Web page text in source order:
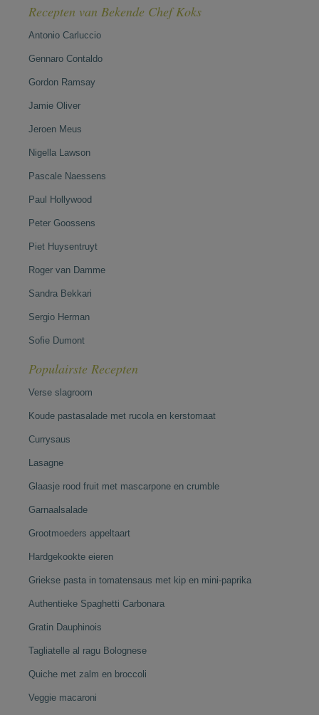
Recepten van Bekende Chef Koks
Antonio Carluccio
Gennaro Contaldo
Gordon Ramsay
Jamie Oliver
Jeroen Meus
Nigella Lawson
Pascale Naessens
Paul Hollywood
Peter Goossens
Piet Huysentruyt
Roger van Damme
Sandra Bekkari
Sergio Herman
Sofie Dumont
Populairste Recepten
Verse slagroom
Koude pastasalade met rucola en kerstomaat
Currysaus
Lasagne
Glaasje rood fruit met mascarpone en crumble
Garnaalsalade
Grootmoeders appeltaart
Hardgekookte eieren
Griekse pasta in tomatensaus met kip en mini-paprika
Authentieke Spaghetti Carbonara
Gratin Dauphinois
Tagliatelle al ragu Bolognese
Quiche met zalm en broccoli
Veggie macaroni